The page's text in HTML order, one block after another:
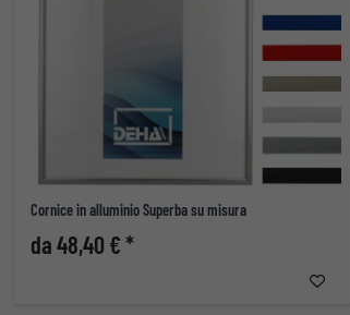
Cornice in alluminio Superba su misura
da 48,40 € *